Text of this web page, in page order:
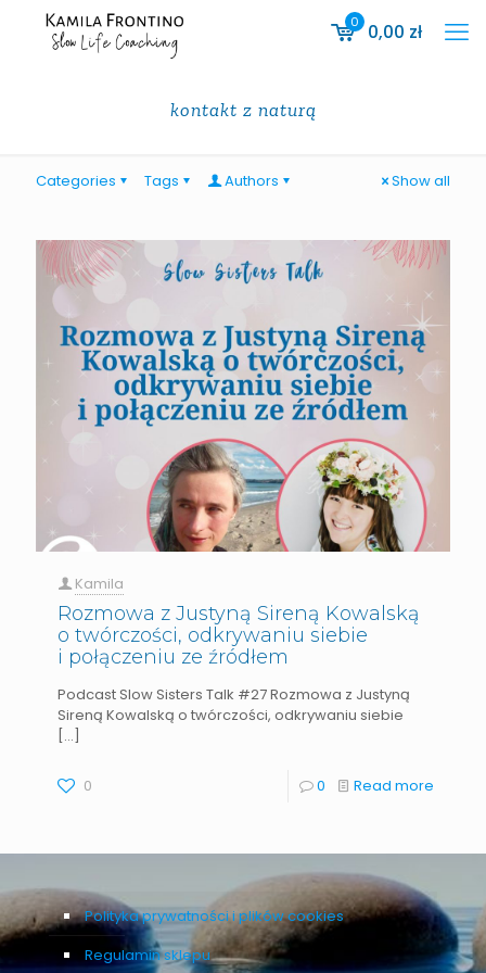
0 0,00 zł
kontakt z naturą
Categories Tags Authors Show all
Kamila
Rozmowa z Justyną Sireną Kowalską
o twórczości, odkrywaniu siebie
i połączeniu ze źródłem
Podcast Slow Sisters Talk #27 Rozmowa z Justyną
Sireną Kowalską o twórczości, odkrywaniu siebie
[…]
0 0 Read more
Polityka prywatności i plików cookies
Regulamin sklepu